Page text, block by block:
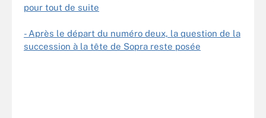
pour tout de suite
- Après le départ du numéro deux, la question de la
succession à la tête de Sopra reste posée